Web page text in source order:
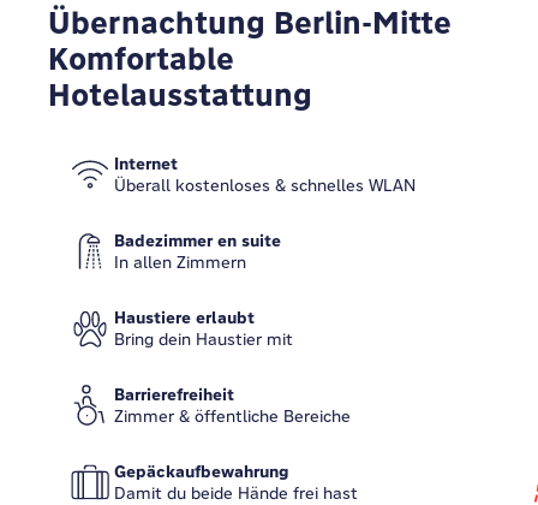
Übernachtung Berlin-Mitte
Komfortable
Hotelausstattung
Internet
Überall kostenloses & schnelles WLAN
Badezimmer en suite
In allen Zimmern
Haustiere erlaubt
Bring dein Haustier mit
Barrierefreiheit
Zimmer & öffentliche Bereiche
Gepäckaufbewahrung
Damit du beide Hände frei hast